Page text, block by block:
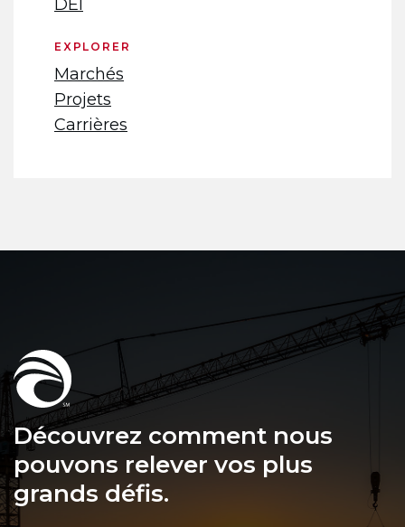
DEI
EXPLORER
Marchés
Projets
Carrières
Découvrez comment nous
pouvons relever vos plus
grands défis.